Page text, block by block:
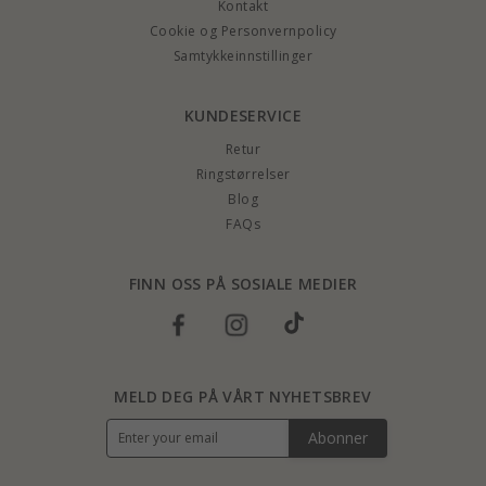
Kontakt
Cookie og Personvernpolicy
Samtykkeinnstillinger
KUNDESERVICE
Retur
Ringstørrelser
Blog
FAQs
FINN OSS PÅ SOSIALE MEDIER
MELD DEG PÅ VÅRT NYHETSBREV
Abonner